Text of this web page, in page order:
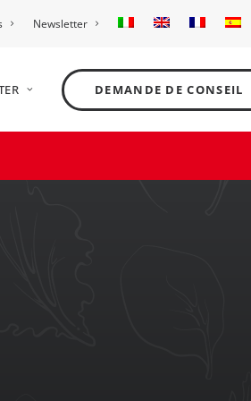
Newsletter
DEMANDE DE CONSEIL